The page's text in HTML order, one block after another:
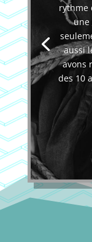
rythme
une
aussi
avons
des 10